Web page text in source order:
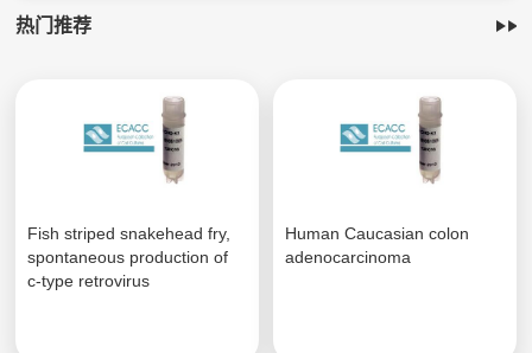
热门推荐
Fish striped snakehead fry,
spontaneous production of
c-type retrovirus
Human Caucasian colon
adenocarcinoma